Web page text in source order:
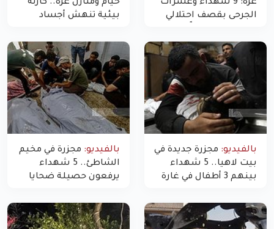
غزة: 9 شهداء وعشرات
الجرحى بقصف احتلالي
خيام ومنازل غزة.. كارثة
بيئية تنهش أجساد
بالفيديو: مجزرة جديدة في
بيت لاهيا.. 5 شهداء
بينهم 3 أطفال في غارة
غزة
بالفيديو: مجزرة في مخيم
الشاطئ.. 5 شهداء
يرفعون حصيلة ضحايا